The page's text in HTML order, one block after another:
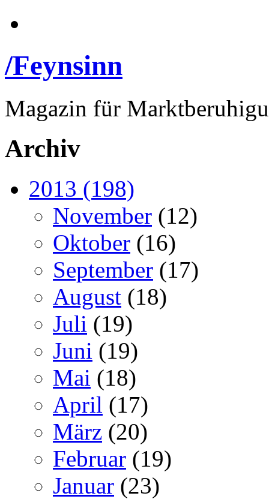
/Feynsinn
Magazin für
Archiv
2013 (198)
November (12)
Oktober (16)
September (17)
August (18)
Juli (19)
Juni (19)
Mai (18)
April (17)
März (20)
Februar (19)
Januar (23)